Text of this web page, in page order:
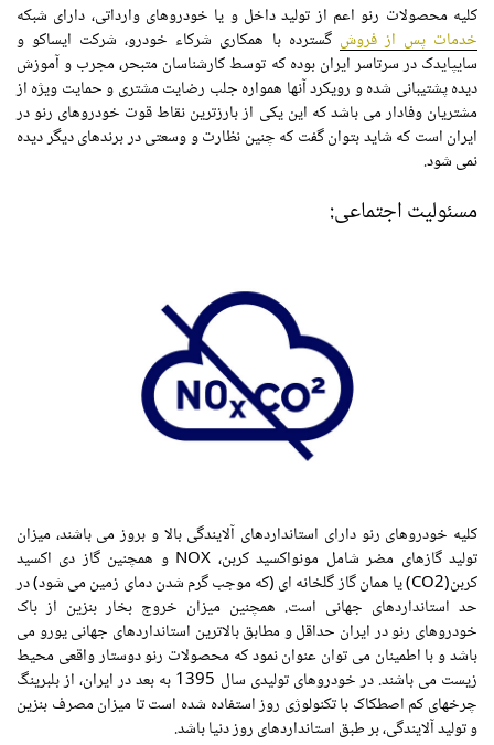
کلیه محصولات رنو اعم از تولید داخل و یا خودروهای وارداتی، دارای شبکه
خدمات پس از فروش گسترده با همکاری شرکاء خودرو، شرکت ایساکو و
سایپایدک در سرتاسر ایران بوده که توسط کارشناسان متبحر، مجرب و آموزش
دیده پشتیبانی شده و رویکرد آنها همواره جلب رضایت مشتری و حمایت ویژه از
مشتریان وفادار می باشد که این یکی از بارزترین نقاط قوت خودروهای رنو در
ایران است که شاید بتوان گفت که چنین نظارت و وسعتی در برندهای دیگر دیده
نمی شود.
مسئولیت اجتماعی:
کلیه خودروهای رنو دارای استانداردهای آلایندگی بالا و بروز می باشند، میزان
تولید گازهای مضر شامل مونواکسید کربن، NOX و همچنین گاز دی اکسید
کربن(CO2) یا همان گاز گلخانه ای (که موجب گرم شدن دمای زمین می شود) در
حد استانداردهای جهانی است. همچنین میزان خروج بخار بنزین از باک
خودروهای رنو در ایران حداقل و مطابق بالاترین استانداردهای جهانی یورو می
باشد و با اطمینان می توان عنوان نمود که محصولات رنو دوستار واقعی محیط
زیست می باشند. در خودروهای تولیدی سال 1395 به بعد در ایران، از بلبرینگ
چرخهای کم اصطکاک با تکنولوژی روز استفاده شده است تا میزان مصرف بنزین
و تولید آلایندگی، بر طبق استانداردهای روز دنیا باشد.